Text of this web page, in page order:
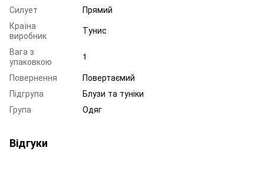
Силует
Прямий
Країна
виробник
Тунис
Вага з
упаковкою
1
Повернення
Повертаємий
Підгрупа
Блузи та туніки
Група
Одяг
Відгуки